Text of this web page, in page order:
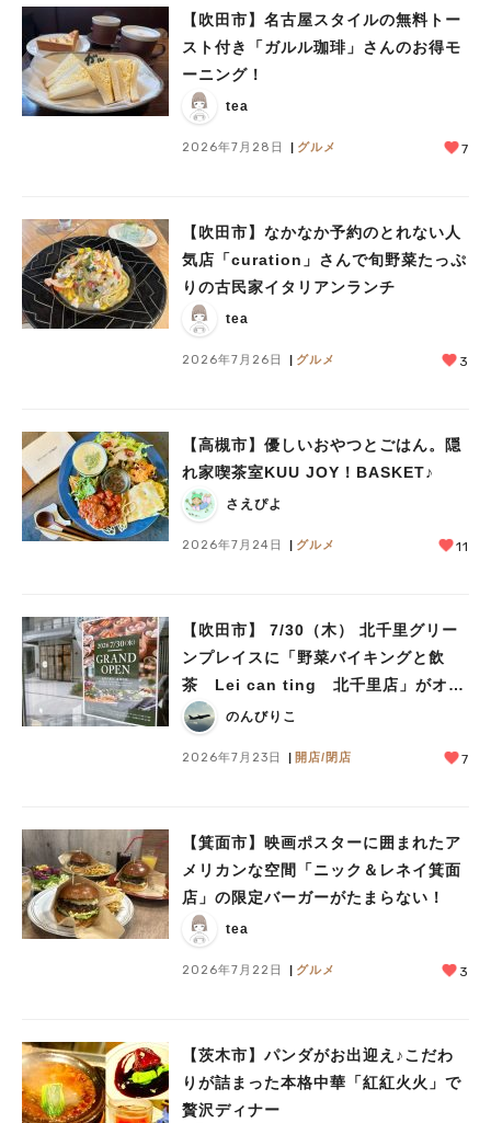
【吹田市】名古屋スタイルの無料トー
スト付き「ガルル珈琲」さんのお得モ
ーニング！
tea
2026年7月28日 グルメ 7
【吹田市】なかなか予約のとれない人
気店「curation」さんで旬野菜たっぷ
りの古民家イタリアンランチ
tea
2026年7月26日 グルメ 3
【高槻市】優しいおやつとごはん。隠
れ家喫茶室KUU JOY！BASKET♪
さえぴよ
2026年7月24日 グルメ 11
【吹田市】 7/30（木） 北千里グリー
ンプレイスに「野菜バイキングと飲
茶 Lei can ting 北千里店」がオー
プン予定！
のんびりこ
2026年7月23日 開店/閉店 7
【箕面市】映画ポスターに囲まれたア
メリカンな空間「ニック＆レネイ箕面
店」の限定バーガーがたまらない！
tea
2026年7月22日 グルメ 3
【茨木市】パンダがお出迎え♪こだわ
りが詰まった本格中華「紅紅火火」で
贅沢ディナー